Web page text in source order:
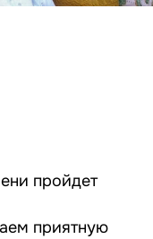
пройдет
приятную